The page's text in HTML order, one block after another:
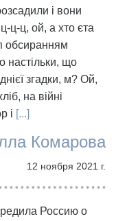
і вони
ц-ц, ой, а хто єта
обсиранням
настільки, що
згадки, м? Ой,
на війні
і [...]
Комарова
12 ноября 2021 г.
Россию о